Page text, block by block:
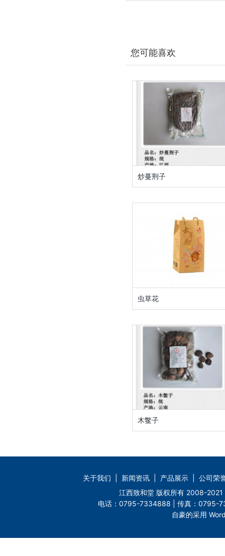
您可能喜欢
炒蔓荆子
虫草花
木鳖子
关于我们 新闻资讯 产品展示
公司荣
江西致和堂 版权所有 2008-
电话：0795-7334888 | 传真：0795-
自豪的采用